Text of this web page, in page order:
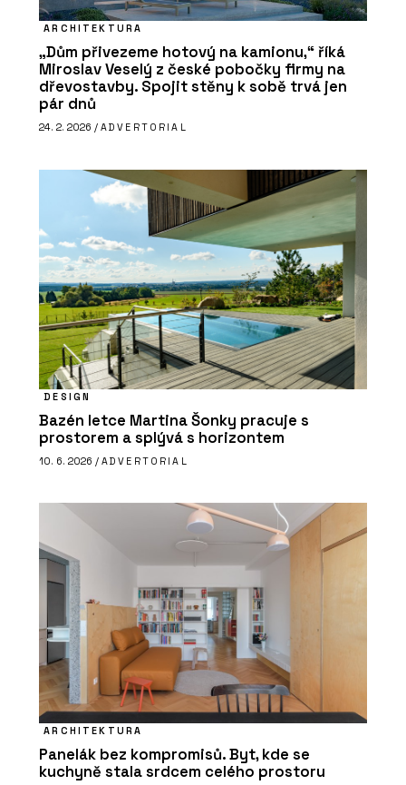
ARCHITEKTURA
„Dům přivezeme hotový na kamionu,“ říká
Miroslav Veselý z české pobočky firmy na
dřevostavby. Spojit stěny k sobě trvá jen
pár dnů
24. 2. 2026 / ADVERTORIAL
DESIGN
Bazén letce Martina Šonky pracuje s
prostorem a splývá s horizontem
10. 6. 2026 / ADVERTORIAL
ARCHITEKTURA
Panelák bez kompromisů. Byt, kde se
kuchyně stala srdcem celého prostoru